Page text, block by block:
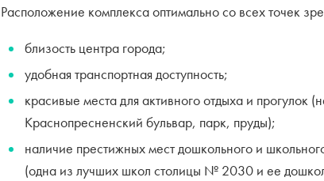
Расположение комплекса оптимально со всех точек
близость центра города;
удобная транспортная доступность;
красивые места для активного отдыха и прогулок
Краснопресненский бульвар, парк, пруды);
наличие престижных мест дошкольного и
(одна из лучших школ столицы № 2030 и ее